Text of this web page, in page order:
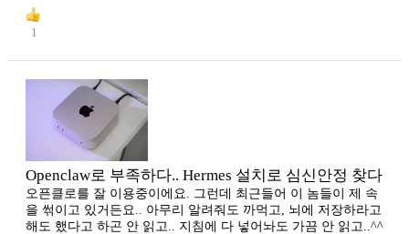
1
Openclaw로 부족하다.. Hermes 설치로 심신안정 찾다
오픈클로를 잘 이용중이에요. 그런데 최근들어 이 놈들이 제 속
을 썪이고 있거든요.. 아무리 알려줘도 까먹고, 뇌에 저장하라고
해도 했다고 하곤 안 읽고.. 지침에 다 넣어놔도 가끔 안 읽고..^^